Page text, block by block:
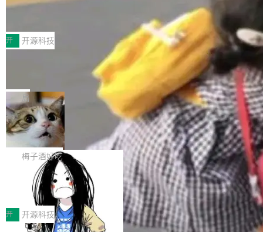
传输性能最高提升5倍。UCL-MPComm底层基
于自研UCL-Engine通信引擎，后续腾讯网平将
持续开源更多基于UCL-Engine的高性能通信组
件。 腾讯网平团队在UCL-MPComm中实现了一
个独立于业务线程的全局通信引擎（Engine），
创新与落地成效成功入选。 全链路私有化部署，
助力企业AI研发安全落地 当前，越来越多企业已
经开始引入 AI Coding 工具，通过调用公有云模
型或企业内部部署模型提升研发效率。但随着 AI
Coding 从个人辅助工具逐步走向团队级、组织
级应用，企业在规模化落地过程中，对安全性、
可控性和代码质量提出了更高要求。 首先是数据
安全与合规要求。对于大多数普通研发场景，公
有云模型能够满足快速试用和效率提升的需求。
但对于金融、能源、医疗等对数据安全要求较...
深信服AI算力网关入选工信部人工智能
前不久，工业和信息化部正式发布《2025年人工
智能应用典型案例名单》，集中展示人工智能在
各领域的应用成果，覆盖技术底座、行业赋能、
产品应用、支撑保障、专题等五大方向。深信服
AI算力网关（AI创新平台）成功入选！ 随着各行
各业的Agent走向规模化建设，算力构成形态逐
渐丰富，用户关注的重点也在发生变化：不只是
让AI用起来，还要进一步看清混合算力时代下，
Token花在哪里、算力是否被充分利用，以及持
续增长的AI成本该如何优化。 深信服AI算力网关
正是围绕这些实际问题，从Token治理和成本治
理两个方面，让用户的每一份算力都看得清、管
得住、用得稳、省得下、更安全！ 一、从现在开
始，Token使用一目...
开 开源科技
Jeff Dean 离开 Google：一个时代的结
束，一个实验室的开始
Google 员工编号 20。MapReduce 作者之一。
Bigtable 作者之一。TensorFlow 的作者之一。
Gemini 的架构师。Google 首席科学家。 Jeff D
ean 在 Google 工作了 27 年后，宣布离职。 他
不是一个人走。一同离开的还有 Sanjay Ghema
wat（Google 员工编号 23，Jeff Dean 二十多
年的编程搭档，MapReduce 和 Bigtable 的共同
作者）、Quoc Le（Google 大脑核心成员，Se
q2Seq 和 DocAI 的共同发明人）以及 Oriol Vin
yals（Gemini 联合负责人，AlphaSta...
局
🔥 SolonCode v2026.8.4 发布：界面
字体可调、22 种语言、记忆搜索增强
打开终端就能上岗的全中文编码智能体，这一轮
把「看得清、用母语、记得住」三件事一次补
齐。 SolonCode 是什么 SolonCode 是杭州无
耳科技研发的企业级终端编码智能体——一位全
中文驱动的数字员工，自主理解需求、规划步
骤、编写代码。不挑模型、不挑平台，curl 一行
装完即用。 开源地址：Gitee · GitCode · GitHu
梅子酒好吃
让“代码语义理解”深度释放AI Coding
价值潜能：华为云码道（CodeArts）
代码仓技术解析
一、代码仓深度理解技术的作用与价值 在软件工
程实践中，代码仓是企业核心知识资产的主要载
体。企业级代码仓库通常包含数十万乃至数百万
开 开源科技